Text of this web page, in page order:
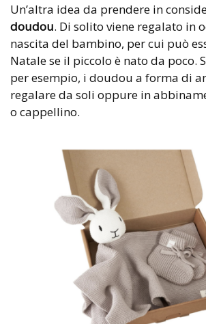
Un’altra idea da prendere in
doudou. Di solito viene regalato in
nascita del bambino, per cui può
Natale se il piccolo è nato da poco.
per esempio, i doudou a forma di
regalare da soli oppure in
o cappellino.